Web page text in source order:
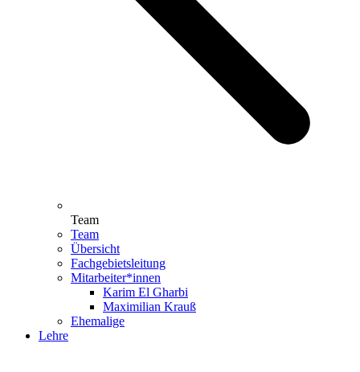
Team
Team
Übersicht
Fachgebietsleitung
Mitarbeiter*innen
Karim El Gharbi
Maximilian Krauß
Ehemalige
Lehre